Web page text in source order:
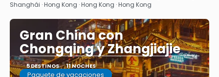
Shanghái · Hong Kong · Hong Kong · Hong Kong
Gran China con
Chongqing y Zhangjiajie
5 DESTINOS 11 NOCHES
Paquete de vacaciones